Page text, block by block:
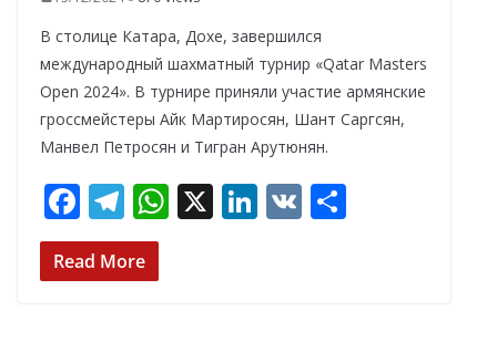
В столице Катара, Дохе, завершился
международный шахматный турнир «Qatar Masters
Open 2024». В турнире приняли участие армянские
гроссмейстеры Айк Мартиросян, Шант Саргсян,
Манвел Петросян и Тигран Арутюнян.
F
ac
e
T
el
e
W X Li V
Read More